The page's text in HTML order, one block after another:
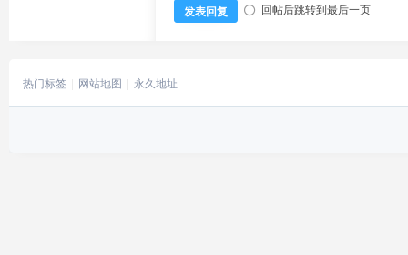
发表回复 回帖后跳转到最后一页
热门标签 网站地图 永久地址